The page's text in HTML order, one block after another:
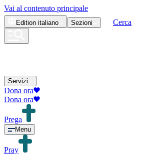
Vai al contenuto principale
Edition italiano Sezioni Cerca
Servizi
Dona ora
Dona ora
Prega
Menu
Pray